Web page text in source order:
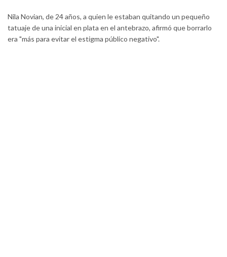
Nila Novian, de 24 años, a quien le estaban quitando un pequeño
tatuaje de una inicial en plata en el antebrazo, afirmó que borrarlo
era "más para evitar el estigma público negativo".